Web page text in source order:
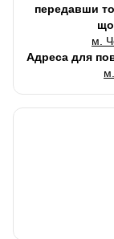
передавши
що
м.
Адреса для